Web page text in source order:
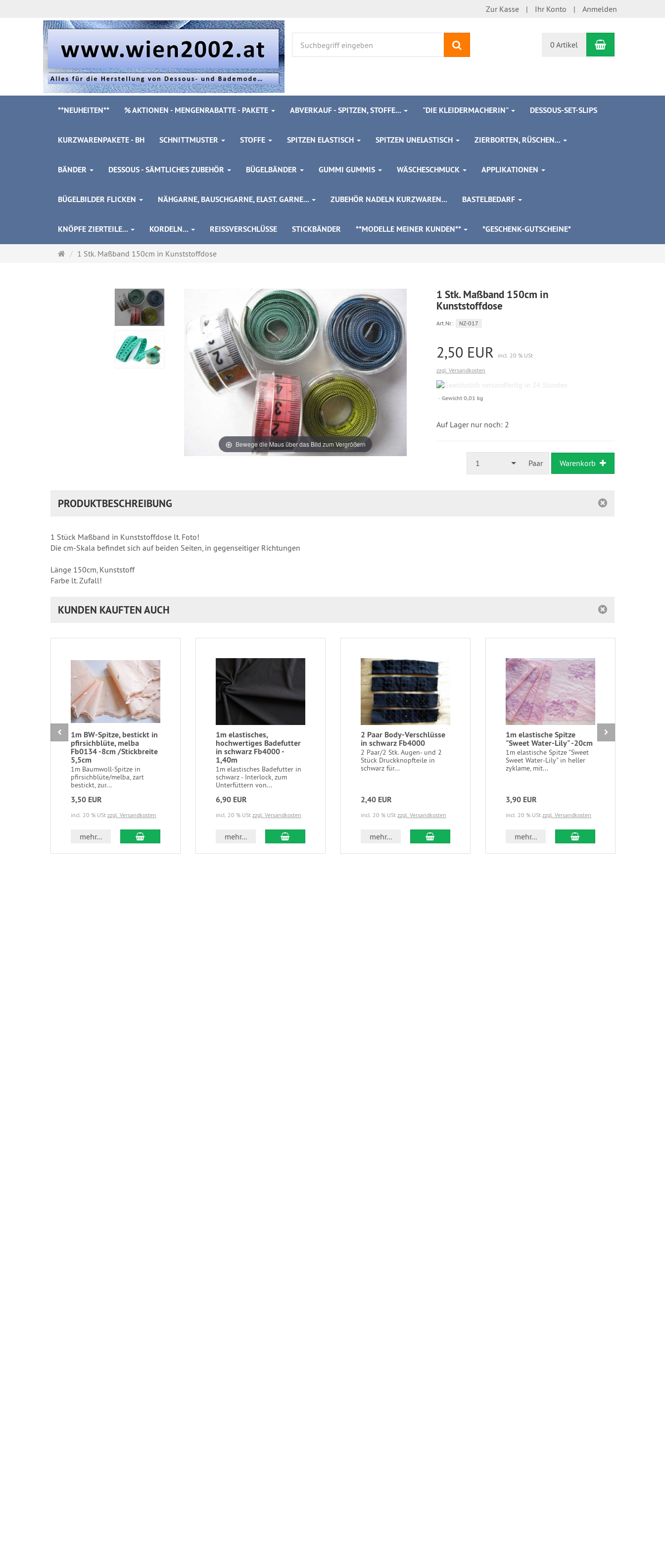
Zur Kasse Ihr Konto Anmelden
0 Artikel Warenkorb
**NEUHEITEN** % AKTIONEN - MENGENRABATTE - PAKETE ABVERKAUF - SPITZEN, STOFFE... "DIE KLEIDERMACHERIN" DESSOUS-SET-SLIPS
KURZWARENPAKETE - BH SCHNITTMUSTER STOFFE SPITZEN ELASTISCH SPITZEN UNELASTISCH ZIERBORTEN, RÜSCHEN...
BÄNDER DESSOUS - SÄMTLICHES ZUBEHÖR BÜGELBÄNDER GUMMI GUMMIS WÄSCHESCHMUCK APPLIKATIONEN
BÜGELBILDER FLICKEN NÄHGARNE, BAUSCHGARNE, ELAST. GARNE... ZUBEHÖR NADELN KURZWAREN... BASTELBEDARF
KNÖPFE ZIERTEILE... KORDELN... REISSVERSCHLÜSSE STICKBÄNDER **MODELLE MEINER KUNDEN** *GESCHENK-GUTSCHEINE*
Startseite
1 Stk. Maßband 150cm in Kunststoffdose
Bewege die Maus über das Bild zum Vergrößern
1 Stk. Maßband 150cm in
Kunststoffdose
Art.Nr.: NZ-017
2,50 EUR
incl. 20 % USt
zzgl. Versandkosten
Gewicht 0,01 kg
Auf Lager nur noch: 2
1 Paar Warenkorb
PRODUKTBESCHREIBUNG
1 Stück Maßband in Kunststoffdose lt. Foto!
Die cm-Skala befindet sich auf beiden Seiten, in gegenseitiger Richtungen
Länge 150cm, Kunststoff
Farbe lt. Zufall!
KUNDEN KAUFTEN AUCH
1m BW-Spitze, bestickt in
pfirsichblüte, melba
Fb0134 -8cm /Stickbreite
5,5cm
1m Baumwoll-Spitze in
pfirsichblüte/melba, zart
bestickt, zur...
3,50 EUR
incl. 20 % USt zzgl. Versandkosten
mehr... In den Warenkorb
1m elastisches,
hochwertiges Badefutter
in schwarz Fb4000 -
1,40m
1m elastisches Badefutter in
schwarz - Interlock, zum
Unterfüttern von...
6,90 EUR
incl. 20 % USt zzgl. Versandkosten
mehr... In den Warenkorb
2 Paar Body-Verschlüsse
in schwarz Fb4000
2 Paar/2 Stk. Augen- und 2
Stück Druckknopfteile in
schwarz für...
2,40 EUR
incl. 20 % USt zzgl. Versandkosten
mehr... In den Warenkorb
1m elastische Spitze
"Sweet Water-Lily" -20cm
1m elastische Spitze "Sweet
Sweet Water-Lily" in heller
zyklame, mit...
3,90 EUR
incl. 20 % USt zzgl. Versandkosten
mehr... In den Warenkorb